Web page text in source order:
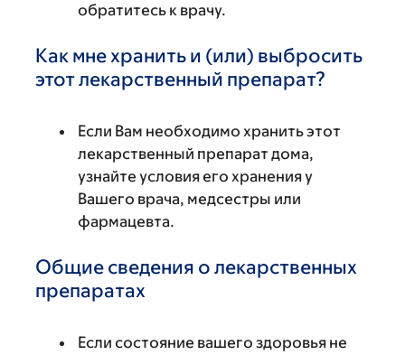
обратитесь к врачу.
Как мне хранить и (или) выбросить
этот лекарственный препарат?
Если Вам необходимо хранить этот
лекарственный препарат дома,
узнайте условия его хранения у
Вашего врача, медсестры или
фармацевта.
Общие сведения о лекарственных
препаратах
Если состояние вашего здоровья не